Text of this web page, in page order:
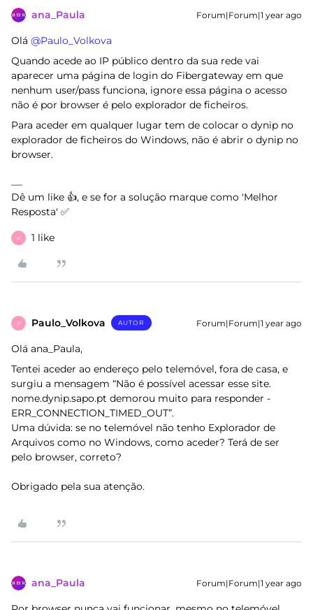
ana_Paula Forum|Forum|1 year ago
Olá ​ @Paulo_Volkova
Quando acede ao IP público dentro da sua rede vai
aparecer uma página de login do Fibergateway em que
nenhum user/pass funciona, ignore essa página o acesso
não é por browser é pelo explorador de ficheiros.
Para aceder em qualquer lugar tem de colocar o dynip no
explorador de ficheiros do Windows, não é abrir o dynip no
browser.
Dê um like 👍, e se for a solução marque como 'Melhor
Resposta' ✅
P 1 like
P Paulo_Volkova AUTOR Forum|Forum|1 year ago
Olá ana_Paula,
Tentei aceder ao endereço pelo telemóvel, fora de casa, e
surgiu a mensagem “Não é possível acessar esse site.
nome.dynip.sapo.pt demorou muito para responder -
ERR_CONNECTION_TIMED_OUT”.
Uma dúvida: se no telemóvel não tenho Explorador de
Arquivos como no Windows, como aceder? Terá de ser
pelo browser, correto?
Obrigado pela sua atenção.
ana_Paula Forum|Forum|1 year ago